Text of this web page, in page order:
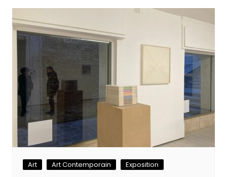
Art Art Contemporain Exposition